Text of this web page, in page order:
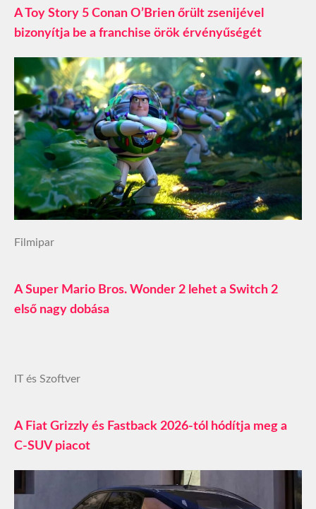
A Toy Story 5 Conan O’Brien őrült zsenijével
bizonyítja be a franchise örök érvényűségét
Filmipar
A Super Mario Bros. Wonder 2 lehet a Switch 2
első nagy dobása
IT és Szoftver
A Fiat Grizzly és Fastback 2026-tól hódítja meg a
C-SUV piacot